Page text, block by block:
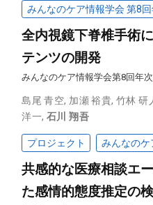
みんなのケア情報学会 第8
全内視鏡下脊椎手術
テンツの開発
みんなのケア情報学会第8回年
島尾 青空, 加瀬 裕貴,竹林 研
洋一, 石川 翔吾
プロジェクト みんなのケ
共感的な医療相談エ
た感情的態度推定の